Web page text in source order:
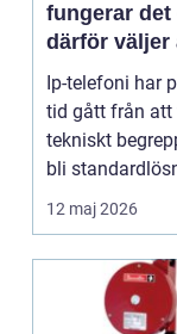
fungerar det
därför väljer
fler företag
Ip-telefoni har
tid gått från att
tekniskt
bli
för...
12 maj 2026